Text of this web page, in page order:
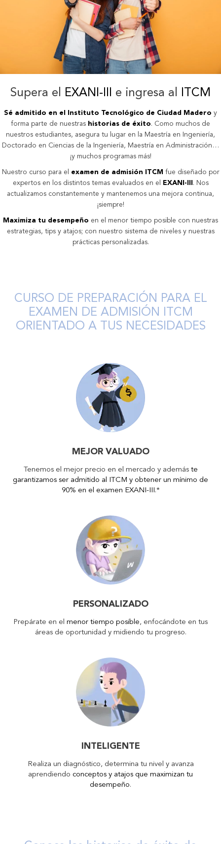
Supera el EXANI-III e ingresa al ITCM
Sé admitido en el Instituto Tecnológico de Ciudad Madero y
forma parte de nuestras historias de éxito. Como muchos de
nuestros estudiantes, asegura tu lugar en la Maestría en Ingeniería,
Doctorado en Ciencias de la Ingeniería, Maestría en Administración…
¡y muchos programas más!
Nuestro curso para el examen de admisión ITCM fue diseñado por
expertos en los distintos temas evaluados en el
EXANI-III
. Nos
actualizamos constantemente y mantenemos una mejora continua,
¡siempre!
Maximiza tu desempeño en el menor tiempo posible con nuestras
estrategias, tips y atajos; con nuestro sistema de niveles y nuestras
prácticas personalizadas.
CURSO DE PREPARACIÓN PARA EL
EXAMEN DE ADMISIÓN ITCM
ORIENTADO A TUS NECESIDADES
MEJOR VALUADO
Tenemos el mejor precio en el mercado y además te
garantizamos ser admitido al ITCM y obtener un mínimo de
90% en el examen EXANI-III .*
PERSONALIZADO
Prepárate en el menor tiempo posible, enfocándote en tus
áreas de oportunidad y midiendo tu progreso.
INTELIGENTE
Realiza un diagnóstico, determina tu nivel y avanza
aprendiendo conceptos y atajos que maximizan tu
desempeño.